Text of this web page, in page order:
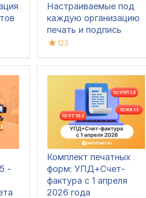
Настраиваемые под
каждую организацию
печать и подпись
ответственных лиц в
(ТОРГ-12, Счёт-
фактура, УПД, УКД,
Заказ клиента, Акт
сверки, М-15 и др.)
123
-
Комплект печатных
форм: УПД+Счет-
фактура с 1 апреля
2026 года